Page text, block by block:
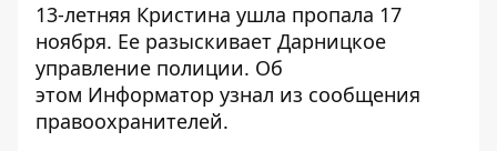
13-летняя Кристина ушла пропала 17
ноября. Ее разыскивает Дарницкое
управление полиции. Об
этом Информатор узнал из сообщения
правоохранителей.